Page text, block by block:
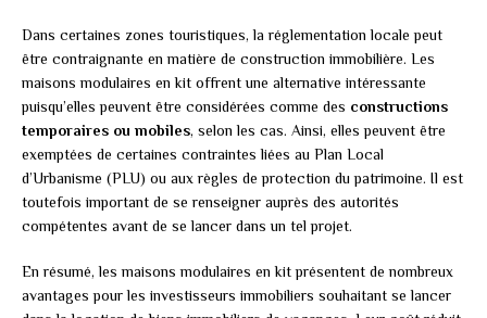
Dans certaines zones touristiques, la réglementation locale peut
être contraignante en matière de construction immobilière. Les
maisons modulaires en kit offrent une alternative intéressante
puisqu’elles peuvent être considérées comme des constructions
temporaires ou mobiles, selon les cas. Ainsi, elles peuvent être
exemptées de certaines contraintes liées au Plan Local
d’Urbanisme (PLU) ou aux règles de protection du patrimoine. Il est
toutefois important de se renseigner auprès des autorités
compétentes avant de se lancer dans un tel projet.
En résumé, les maisons modulaires en kit présentent de nombreux
avantages pour les investisseurs immobiliers souhaitant se lancer